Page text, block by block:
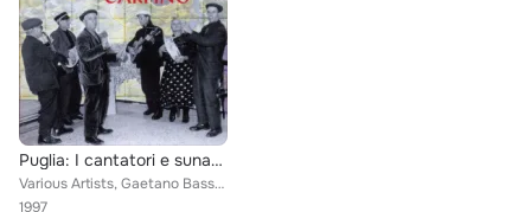
Puglia: I cantatori e sunatori - Tradizioni musicali nel Gargano Vol. 2
Various Artists, Gaetano Bassanisi, Antonio Maccarone, Nunzio Perfetto, Michelantonio Maccarone, Domenico Di Perna, Vincenzo Gro...
1997